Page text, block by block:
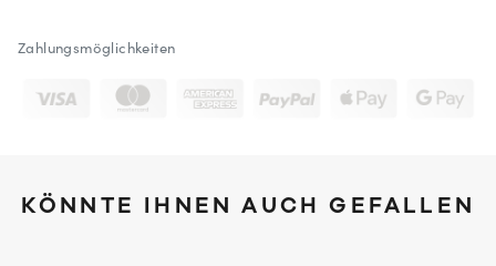
Zahlungsmöglichkeiten
KÖNNTE IHNEN AUCH GEFALLEN